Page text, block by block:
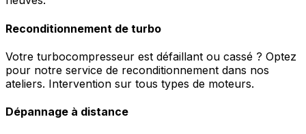
Reconditionnement de turbo
Votre turbocompresseur est défaillant ou cassé ? Optez
pour notre service de reconditionnement dans nos
ateliers. Intervention sur tous types de moteurs.
Dépannage à distance